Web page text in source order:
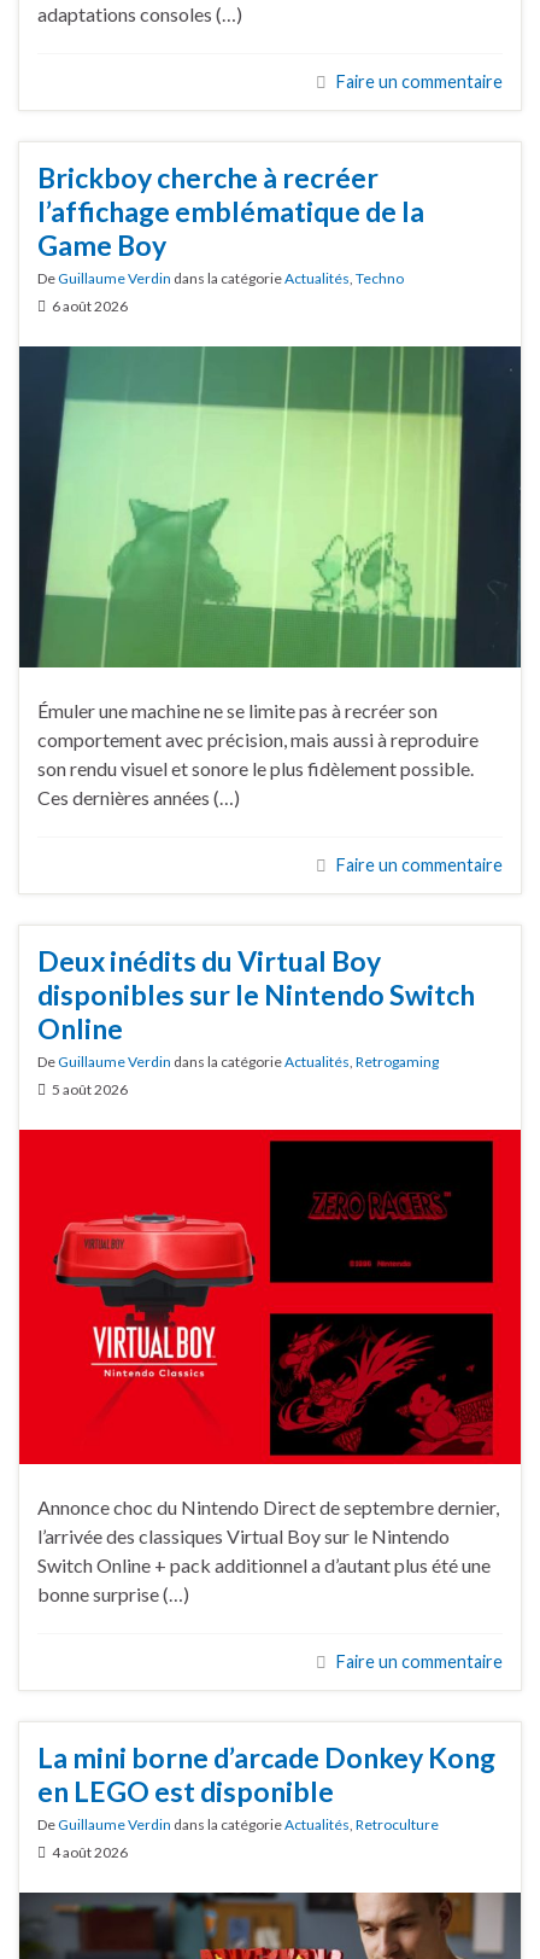
adaptations consoles (…)
Faire un commentaire
Brickboy cherche à recréer
l’affichage emblématique de la
Game Boy
DeGuillaume Verdin dans la catégorieActualités Techno
6 août 2026
Émuler une machine ne se limite pas à recréer son
comportement avec précision, mais aussi à reproduire
son rendu visuel et sonore le plus fidèlement possible.
Ces dernières années (…)
Faire un commentaire
Deux inédits du Virtual Boy
disponibles sur le Nintendo Switch
Online
DeGuillaume Verdin dans la catégorieActualités Retrogaming
5 août 2026
Annonce choc du Nintendo Direct de septembre dernier,
l’arrivée des classiques Virtual Boy sur le Nintendo
Switch Online + pack additionnel a d’autant plus été une
bonne surprise (…)
Faire un commentaire
La mini borne d’arcade Donkey Kong
en LEGO est disponible
DeGuillaume Verdin dans la catégorieActualités, Retroculture
4 août 2026